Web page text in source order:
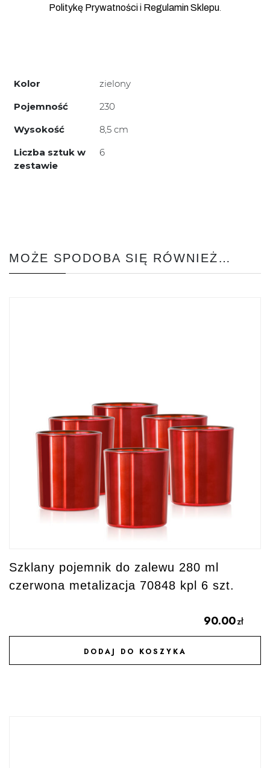
Politykę Prywatnościi Regulamin Sklepu
Kolor
zielony
Pojemność
230
Wysokość
8,5 cm
Liczba sztuk w
zestawie
6
MOŻE SPODOBA SIĘ RÓWNIEŻ…
Szklany pojemnik do zalewu 280 ml
czerwona metalizacja 70848 kpl 6 szt.
90.00zł
DODAJ DO KOSZYKA
DODAJ DO ULUBIONYCH